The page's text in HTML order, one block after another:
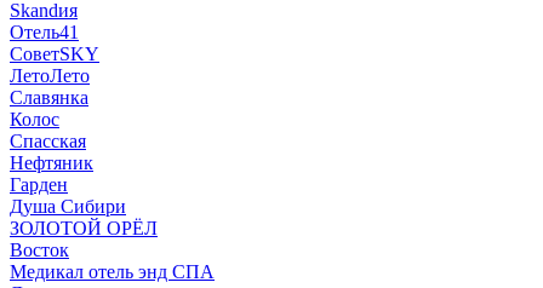
Skandия
Отель41
СоветSKY
ЛетоЛето
Славянка
Колос
Спасская
Нефтяник
Гарден
Душа Сибири
ЗОЛОТОЙ ОРЁЛ
Восток
Медикал отель энд СПА